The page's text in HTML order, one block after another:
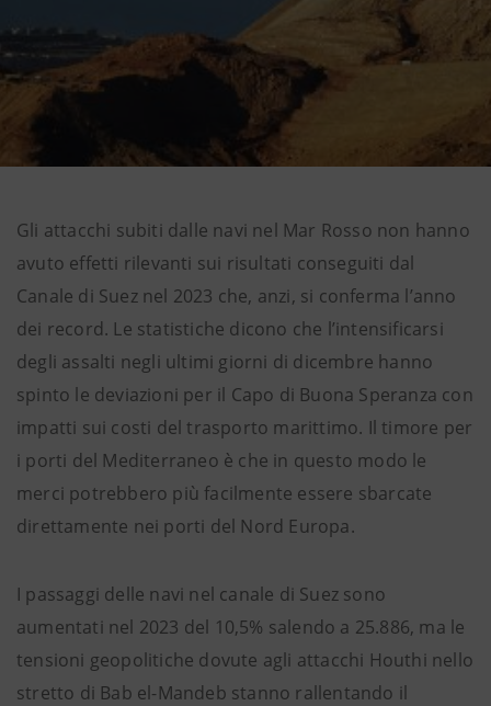
Gli attacchi subiti dalle navi nel Mar Rosso non hanno
avuto effetti rilevanti sui risultati conseguiti dal
Canale di Suez nel 2023 che, anzi, si conferma l’anno
dei record. Le statistiche dicono che l’intensificarsi
degli assalti negli ultimi giorni di dicembre hanno
spinto le deviazioni per il Capo di Buona Speranza con
impatti sui costi del trasporto marittimo. Il timore per
i porti del Mediterraneo è che in questo modo le
merci potrebbero più facilmente essere sbarcate
direttamente nei porti del Nord Europa.
I passaggi delle navi nel canale di Suez sono
aumentati nel 2023 del 10,5% salendo a 25.886, ma le
tensioni geopolitiche dovute agli attacchi Houthi nello
stretto di Bab el-Mandeb stanno rallentando il